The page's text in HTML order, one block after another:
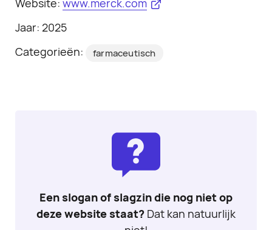
Website: www.merck.com
Jaar: 2025
Categorieën:
farmaceutisch
Een slogan of slagzin die nog niet op
deze website staat? Dat kan natuurlijk